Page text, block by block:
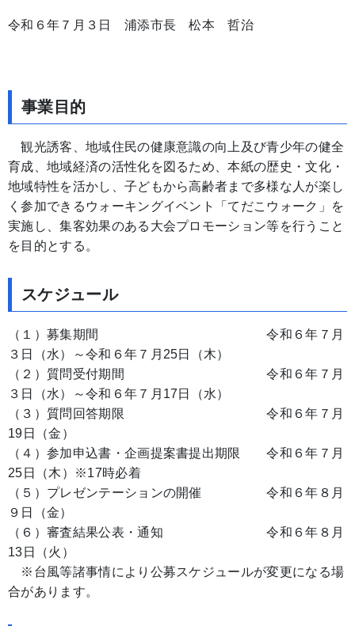
令和６年７月３日 浦添市長 松本 哲治
事業目的
観光誘客、地域住民の健康意識の向上及び青少年の健全
育成、地域経済の活性化を図るため、本紙の歴史・文化・
地域特性を活かし、子どもから高齢者まで多様な人が楽し
く参加できるウォーキングイベント「てだこウォーク」を
実施し、集客効果のある大会プロモーション等を行うこと
を目的とする。
スケジュール
（１）募集期間 令和６年７月
３日（水）～令和６年７月25日（木）
（２）質問受付期間 令和６年７月
３日（水）～令和６年７月17日（水）
（３）質問回答期限 令和６年７月
19日（金）
（４）参加申込書・企画提案書提出期限 令和６年７月
25日（木）※17時必着
（５）プレゼンテーションの開催 令和６年８月
９日（金）
（６）審査結果公表・通知 令和６年８月
13日（火）
※台風等諸事情により公募スケジュールが変更になる場
合があります。